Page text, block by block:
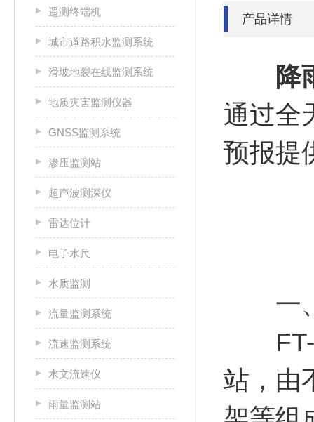
遥测终端机
城市道路积水监测系统
滑坡地裂在线监测系统
地质灾害监测仪器
GNSS监测系统
渗压监测站
超声波测深仪
雷达位计
电子水尺
水质监测
流量监测系统
流速监测系统
水文流速仪
雨量监测站
产品详情
降
通过全
预报提
一
FT-
站，由